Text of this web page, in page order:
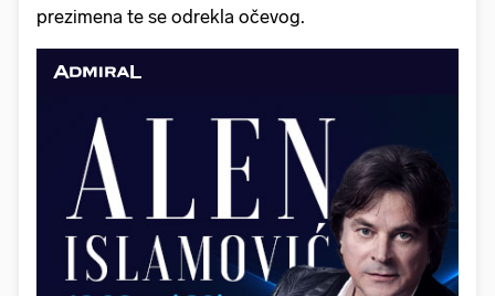
prezimena te se odrekla očevog.